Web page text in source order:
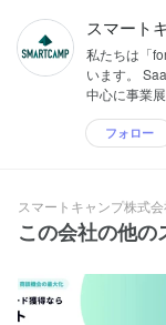
スマート
私たちは「
います。
中心に事業
フォロー
スマートキャンプ株式会
この会社の他の